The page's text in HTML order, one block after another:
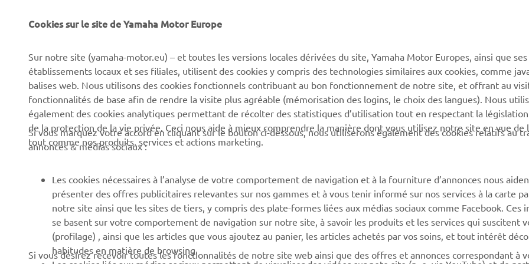
CORPORATE
Découvrez Yamaha
News
Événements
Press
Yamaha Motor e-brochures
et tarifs
Travailler chez Yamaha
Devenir revendeur
Canal d'alerte
BUSINESS
Systèmes pour vélos
électriques (VAE) Yamaha
Autorités
Terrains de golf
Premiers intervenants
Robotics
Partenariats
Informations techniques
pour les réparateurs
indépendants
MyYamaha
Yamaha Music
Yamaha Racing
Yamaha Motor Global
Applications mobiles
Catalogue des pièces
Réserver un entretien
Réseau Yamaha
Gestion des déchets de
batteries
Cookies sur le site de Yamaha Motor Europe
Sur notre site (yamaha-motor.eu) – et toutes les versions locales dérivées du site, Yamaha Motor Europes, ainsi que ses
établissements locaux et ses filiales, utilisent des cookies y compris des technologies similaires aux cookies, comme
balises web. Nous utilisons des cookies fonctionnels contribuant au bon fonctionnement de notre site, et offrant au
fonctionnalités de base afin de rendre la visite plus agréable (mémorisation des logins, le choix des langues). Nous
également des cookies analytiques permettant de récolter des statistiques d’utilisation tout en respectant la
de la protection de la vie privée. Ceci nous aide à mieux comprendre la manière dont vous utilisez notre site en vue de
tout comme nos produits, services et actions marketing.
Si vous marquez votre accord en cliquant sur le bouton ci-dessous, nous utiliserons également des cookies relatifs au
annonces & médias sociaux :
Les cookies nécessaires à l’analyse de votre comportement de navigation et à la fourniture d’annonces nous
présenter des offres publicitaires relevantes sur nos gammes et à vous tenir informé sur nos services à la carte
notre site ainsi que les sites de tiers, y compris des plate-formes liées aux médias sociaux comme Facebook. Ces
se basent sur votre comportement de navigation sur notre site, à savoir les produits et les services qui suscitent
(profilage) , ainsi que les articles que vous ajoutez au panier, les articles achetés par vos soins, et tout intérêt
habitudes en matière de browsing.
Les cookies liés aux médias sociaux permettent de visualiser des vidéos sur note site (p. e. via YouTube) et de
Si vous désirez recevoir toutes les fonctionnalités de notre site web ainsi que des offres et annonces correspondant à